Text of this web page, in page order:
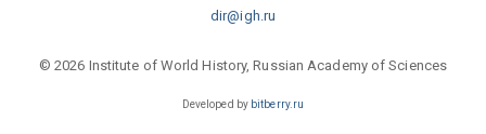
dir@igh.ru
© 2026 Institute of World History, Russian Academy of Sciences
Developed by bitberry.ru